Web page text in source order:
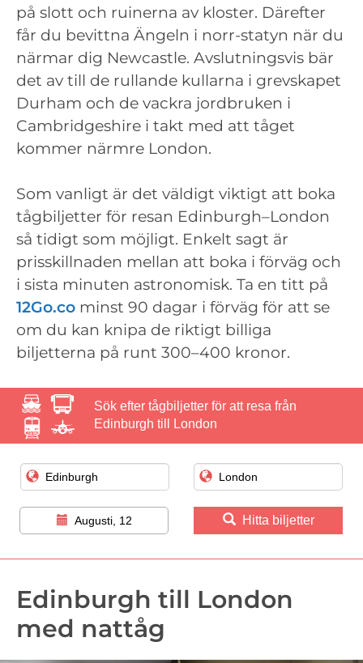
på slott och ruinerna av kloster. Därefter
får du bevittna Ängeln i norr-statyn när du
närmar dig Newcastle. Avslutningsvis bär
det av till de rullande kullarna i grevskapet
Durham och de vackra jordbruken i
Cambridgeshire i takt med att tåget
kommer närmre London.
Som vanligt är det väldigt viktigt att boka
tågbiljetter för resan Edinburgh–London
så tidigt som möjligt. Enkelt sagt är
prisskillnaden mellan att boka i förväg och
i sista minuten astronomisk. Ta en titt på
12Go.co minst 90 dagar i förväg för att se
om du kan knipa de riktigt billiga
biljetterna på runt 300–400 kronor.
Sök efter tågbiljetter för att resa från
Edinburgh till London
Augusti, 12 Hitta biljetter
Edinburgh till London
med nattåg